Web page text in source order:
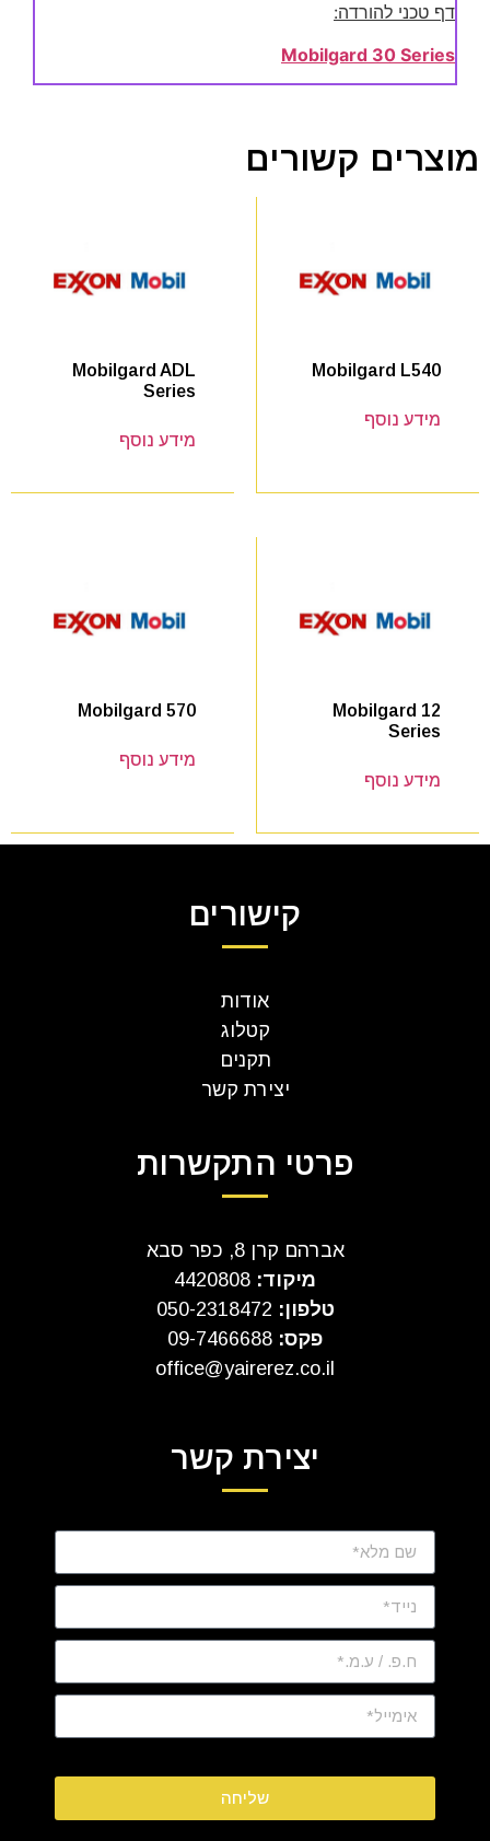
דף טכני להורדה:
Mobilgard 30 Series
מוצרים קשורים
Mobilgard L540
מידע נוסף
Mobilgard ADL
Series
מידע נוסף
Mobilgard 12
Series
מידע נוסף
Mobilgard 570
מידע נוסף
קישורים
אודות
קטלוג
תקנים
יצירת קשר
פרטי התקשרות
אברהם קרן 8, כפר סבא
מיקוד:
טלפון:
פקס: 09-7466688
office@yairerez.co.il
יצירת קשר
שליחה